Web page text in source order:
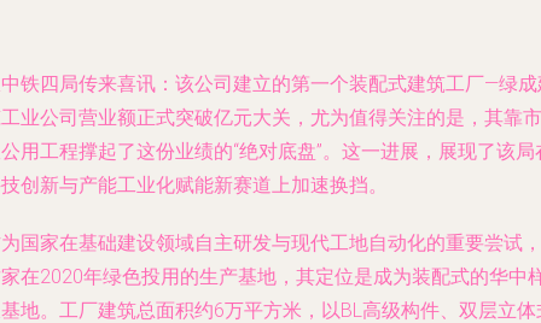
铁四局传来喜讯：该公司建立的第一个装配式建筑工厂—绿
业公司营业额正式突破亿元大关，尤为值得关注的是，其靠市
用工程撑起了这份业绩的“绝对底盘”。这一进展，展现了该局
创新与产能工业化赋能新赛道上加速换挡。
国家在基础建设领域自主研发与现代工地自动化的重要尝试，
在2020年绿色投用的生产基地，其定位是成为装配式的华中
地。工厂建筑总面积约6万平方米，以BL高级构件、双层立体